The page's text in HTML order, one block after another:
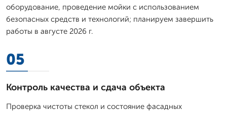
оборудование, проведение мойки с использованием
безопасных средств и технологий; планируем завершить
работы в августе 2026 г.
05
Контроль качества и сдача объекта
Проверка чистоты стекол и состояние фасадных